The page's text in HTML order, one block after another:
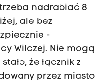
nadrabiać 8
ale bez
-
Wilczej. Nie mogą
że łącznik z
przez miasto